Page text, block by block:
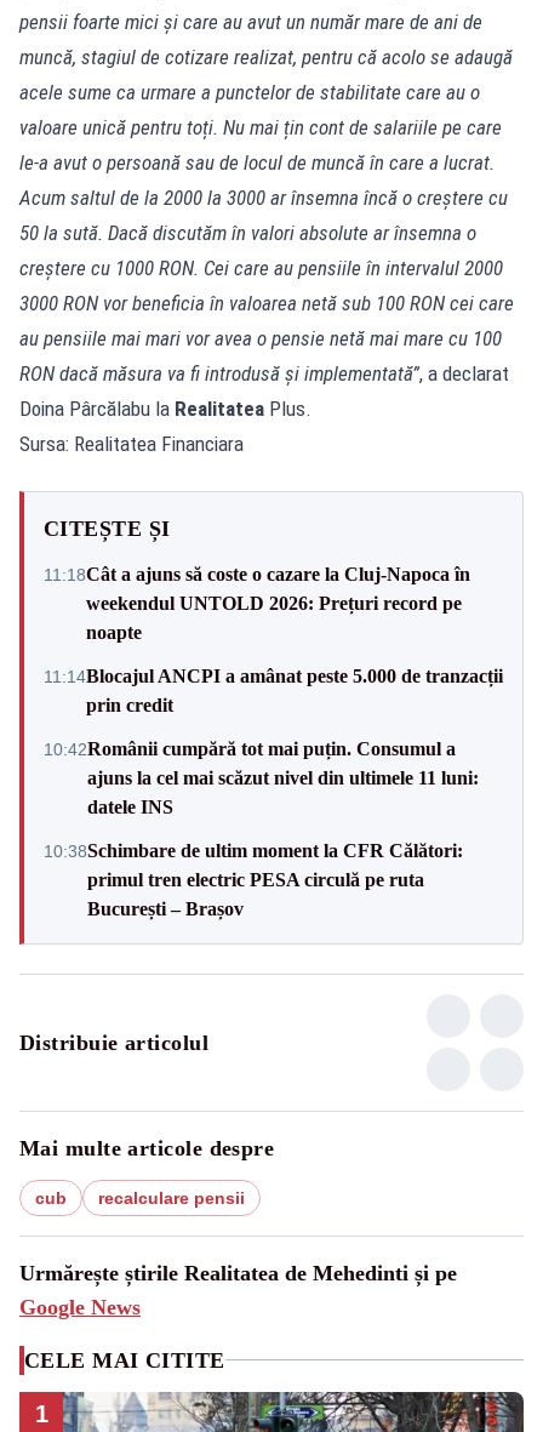
pensii foarte mici și care au avut un număr mare de ani de
muncă, stagiul de cotizare realizat, pentru că acolo se adaugă
acele sume ca urmare a punctelor de stabilitate care au o
valoare unică pentru toți. Nu mai țin cont de salariile pe care
le-a avut o persoană sau de locul de muncă în care a lucrat.
Acum saltul de la 2000 la 3000 ar însemna încă o creștere cu
50 la sută. Dacă discutăm în valori absolute ar însemna o
creștere cu 1000 RON. Cei care au pensiile în intervalul 2000
3000 RON vor beneficia în valoarea netă sub 100 RON cei care
au pensiile mai mari vor avea o pensie netă mai mare cu 100
RON dacă măsura va fi introdusă și implementată”, a declarat
Doina Pârcălabu la Realitatea Plus.
Sursa: Realitatea Financiara
CITEȘTE ȘI
11:18Cât a ajuns să coste o cazare la Cluj-Napoca în
weekendul UNTOLD 2026: Prețuri record pe
noapte
11:14Blocajul ANCPI a amânat peste 5.000 de tranzacții
prin credit
10:42Românii cumpără tot mai puțin. Consumul a
ajuns la cel mai scăzut nivel din ultimele 11 luni:
datele INS
10:38Schimbare de ultim moment la CFR Călători:
primul tren electric PESA circulă pe ruta
București – Brașov
Distribuie articolul
Mai multe articole despre
cub recalculare pensii
Urmărește știrile Realitatea de Mehedinti și pe
Google News
CELE MAI CITITE
1